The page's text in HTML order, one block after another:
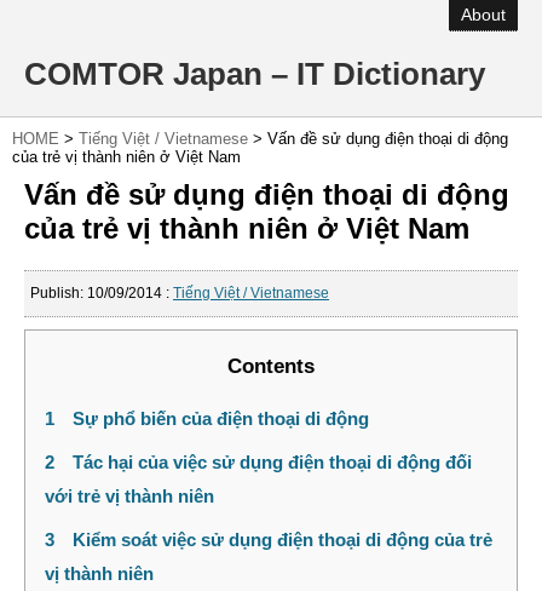
About
COMTOR Japan – IT Dictionary
HOME > Tiếng Việt / Vietnamese > Vấn đề sử dụng điện thoại di động
của trẻ vị thành niên ở Việt Nam
Vấn đề sử dụng điện thoại di động
của trẻ vị thành niên ở Việt Nam
Publish: 10/09/2014 : Tiếng Việt / Vietnamese
Contents
1 Sự phổ biến của điện thoại di động
2
Tác hại của việc sử dụng điện thoại di động đối
với trẻ vị thành niên
3
Kiểm soát việc sử dụng điện thoại di động của trẻ
vị thành niên